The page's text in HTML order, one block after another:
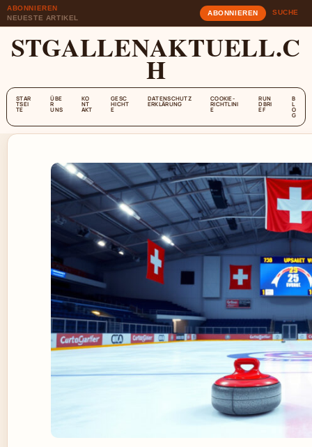
ABONNIEREN
NEUESTE ARTIKEL
ABONNIEREN SUCHE
STGALLENAKTUELL.C
H
STAR
TSEI
TE
ÜBE
R
UNS
KO
NT
AKT
GESC
HICHT
E
DATENSCHUTZ
ERKLÄRUNG
COOKIE-
RICHTLINI
E
RUN
DBRI
EF
B
L
O
G